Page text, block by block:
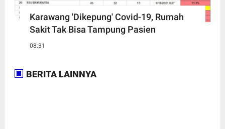
Karawang 'Dikepung' Covid-19, Rumah
Sakit Tak Bisa Tampung Pasien
08:31
BERITA LAINNYA